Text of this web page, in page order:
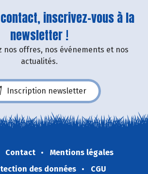
inscrivez-vous à la
newsletter !
nos offres, nos événements et nos
actualités.
Inscription newsletter
Contact
Mentions légales
des données
CGU